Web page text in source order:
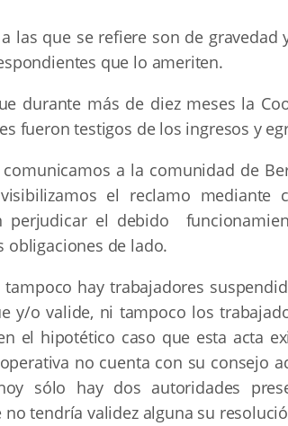
a las que se refiere son de
que lo ameriten.
durante más de diez meses la
fueron testigos de los ingresos y
a la comunidad de
el reclamo mediante
perjudicar el debido
obligaciones de lado.
tampoco hay trabajadores
y/o valide, ni tampoco los
el hipotético caso que esta acta
no cuenta con su consejo
sólo hay dos autoridades
tendría validez alguna su